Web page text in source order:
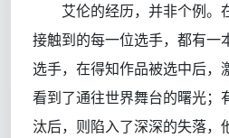
艾伦的经历，并非个例。
接触到的每一位选手，都有一
选手，在得知作品被选中后，
看到了通往世界舞台的曙光；
汰后，则陷入了深深的失落，